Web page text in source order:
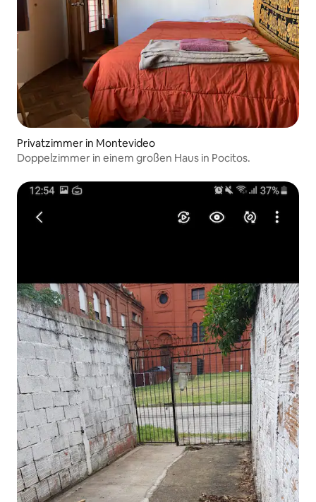
Privatzimmer in Montevideo
Doppelzimmer in einem großen Haus in Pocitos.